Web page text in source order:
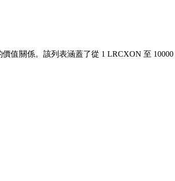
值關係。該列表涵蓋了從 1 LRCXON 至